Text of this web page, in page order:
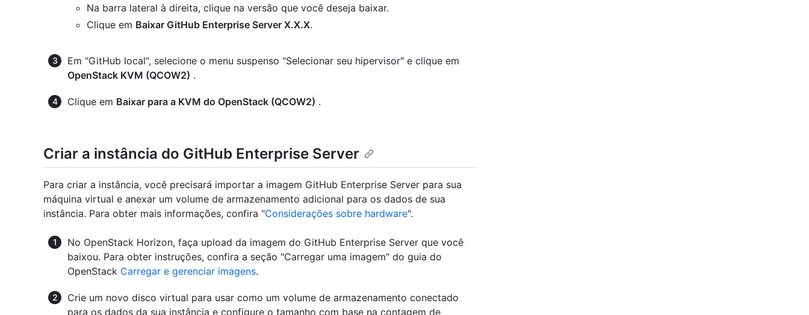
Na barra lateral à direita, clique na versão que você deseja baixar.
Clique em Baixar GitHub Enterprise Server X.X.X.
Em "GitHub local", selecione o menu suspenso "Selecionar seu hipervisor" e clique em
OpenStack KVM (QCOW2) .
Clique em Baixar para a KVM do OpenStack (QCOW2) .
Criar a instância do GitHub Enterprise Server
Para criar a instância, você precisará importar a imagem GitHub Enterprise Server para sua
máquina virtual e anexar um volume de armazenamento adicional para os dados de sua
instância. Para obter mais informações, confira "Considerações sobre hardware".
No OpenStack Horizon, faça upload da imagem do GitHub Enterprise Server que você
baixou. Para obter instruções, confira a seção "Carregar uma imagem" do guia do
OpenStack Carregar e gerenciar imagens.
Crie um novo disco virtual para usar como um volume de armazenamento conectado
para os dados da sua instância e configure o tamanho com base na contagem de